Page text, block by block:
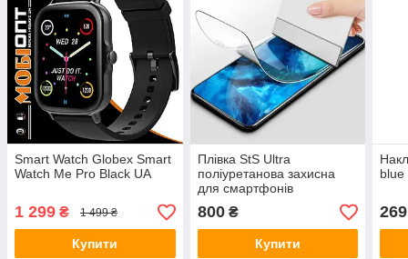
Smart Watch Globex Smart
Watch Me Pro Black UA
1 299 ₴ 1 499 ₴
Купити
Плівка StS Ultra
поліуретанова захисна
для смартфонів
800₴
Купити
blue
269